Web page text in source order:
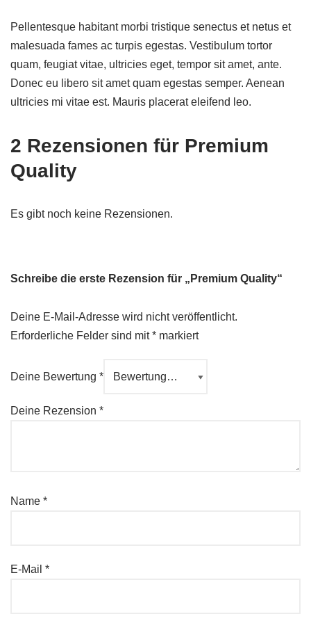
Pellentesque habitant morbi tristique senectus et netus et
malesuada fames ac turpis egestas. Vestibulum tortor
quam, feugiat vitae, ultricies eget, tempor sit amet, ante.
Donec eu libero sit amet quam egestas semper. Aenean
ultricies mi vitae est. Mauris placerat eleifend leo.
2 Rezensionen für Premium
Quality
Es gibt noch keine Rezensionen.
Schreibe die erste Rezension für „Premium Quality“
Deine E-Mail-Adresse wird nicht veröffentlicht.
Erforderliche Felder sind mit* markiert
Deine Bewertung *
Deine Rezension *
Name *
E-Mail *